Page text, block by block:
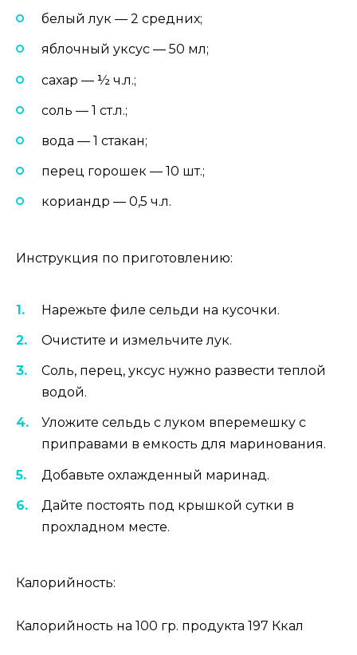
белый лук — 2 средних;
яблочный уксус — 50 мл;
сахар — ½ ч.л.;
соль — 1 ст.л.;
вода — 1 стакан;
перец горошек — 10 шт.;
кориандр — 0,5 ч.л.
Инструкция по приготовлению:
Нарежьте филе сельди на кусочки.
Очистите и измельчите лук.
Соль, перец, уксус нужно развести теплой
водой.
Уложите сельдь с луком вперемешку с
приправами в емкость для маринования.
Добавьте охлажденный маринад.
Дайте постоять под крышкой сутки в
прохладном месте.
Калорийность:
Калорийность на 100 гр. продукта 197 Ккал